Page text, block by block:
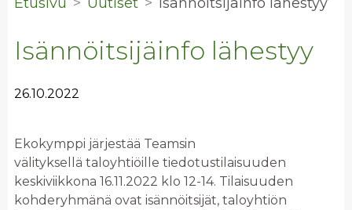
Isännöitsijäinfo lähestyy
26.10.2022
Ekokymppi järjestää Teamsin
välityksellä taloyhtiöille tiedotustilaisuuden
keskiviikkona 16.11.2022 klo 12-14. Tilaisuuden
kohderyhmänä ovat isännöitsijät, taloyhtiön